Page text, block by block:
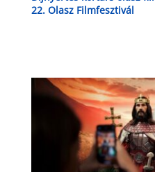
22. Olasz Filmfesztivál